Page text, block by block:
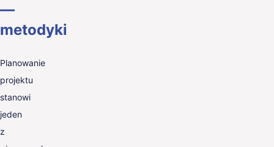
—
metodyki
Planowanie
projektu
stanowi
jeden
z